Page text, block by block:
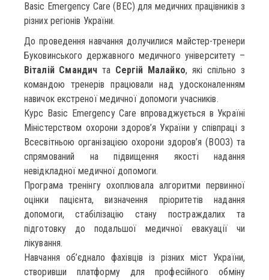
Basic Emergency Care (BEC) для медичних працівників з
різних регіонів України.
До проведення навчання долучилися майстер-тренери
Буковинського державного медичного університету –
Віталій Смандич та Сергій Малайко, які спільно з
командою тренерів працювали над удосконаленням
навичок екстреної медичної допомоги учасників.
Курс Basic Emergency Care впроваджується в Україні
Міністерством охорони здоров’я України у співпраці з
Всесвітньою організацією охорони здоров’я (ВООЗ) та
спрямований на підвищення якості надання
невідкладної медичної допомоги.
Програма тренінгу охоплювала алгоритми первинної
оцінки пацієнта, визначення пріоритетів надання
допомоги, стабілізацію стану постраждалих та
підготовку до подальшої медичної евакуації чи
лікування.
Навчання об’єднало фахівців із різних міст України,
створивши платформу для професійного обміну